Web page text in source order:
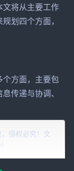
将从主要工作
规划四个方面，
方面，主要包
息传递与协调、
报告、合同等
确性。同时，我
信息的安全。
侵权必究！文